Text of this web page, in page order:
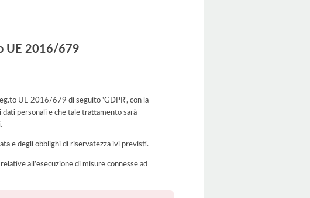
UE 2016/679
UE 2016/679 di seguito 'GDPR', con la
personali e che tale trattamento sarà
e degli obblighi di riservatezza ivi previsti.
all’esecuzione di misure connesse ad